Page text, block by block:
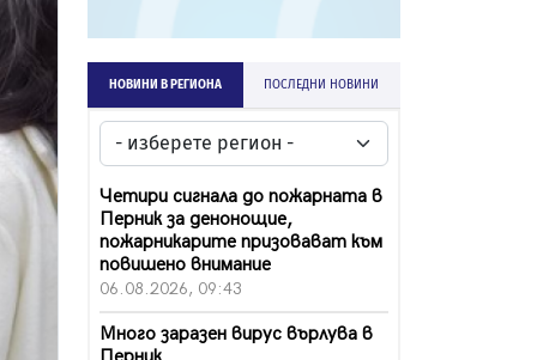
НОВИНИ В РЕГИОНА ПОСЛЕДНИ НОВИНИ
Четири сигнала до пожарната в
Перник за денонощие,
пожарникарите призовават към
повишено внимание
06.08.2026, 09:43
Много заразен вирус върлува в